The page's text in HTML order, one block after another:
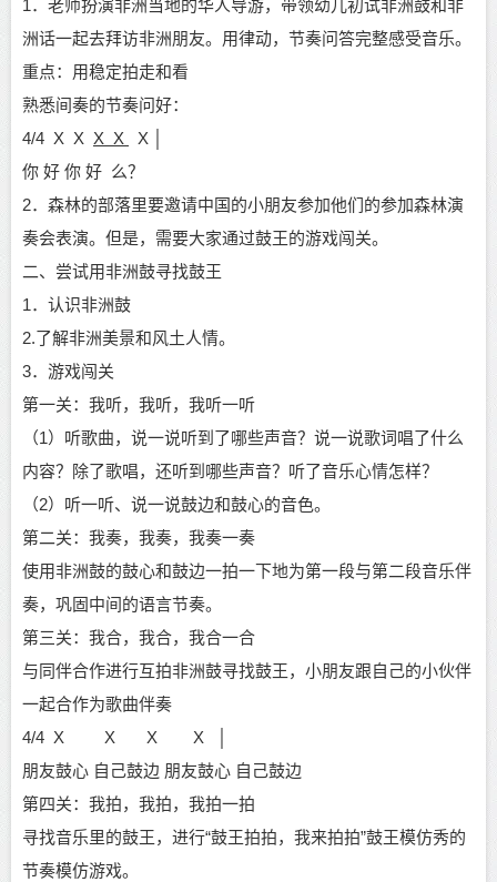
1．老师扮演非洲当地的华人导游，带领幼儿初试非洲鼓和非
洲话一起去拜访非洲朋友。用律动，节奏问答完整感受音乐。
重点：用稳定拍走和看
熟悉间奏的节奏问好：
4/4 X X X X X
你 好 你 好 么？
2．森林的部落里要邀请中国的小朋友参加他们的参加森林演
奏会表演。但是，需要大家通过鼓王的游戏闯关。
二、尝试用非洲鼓寻找鼓王
1．认识非洲鼓
2.了解非洲美景和风土人情。
3．游戏闯关
第一关：我听，我听，我听一听
（1） 听歌曲，说一说听到了哪些声音？说一说歌词唱了什么
内容？除了歌唱，还听到哪些声音？听了音乐心情怎样？
（2） 听一听、说一说鼓边和鼓心的音色。
第二关：我奏，我奏，我奏一奏
使用非洲鼓的鼓心和鼓边一拍一下地为第一段与第二段音乐伴
奏，巩固中间的语言节奏。
第三关：我合，我合，我合一合
与同伴合作进行互拍非洲鼓寻找鼓王，小朋友跟自己的小伙伴
一起合作为歌曲伴奏
4/4 X X X X
朋友鼓心 自己鼓边 朋友鼓心 自己鼓边
第四关：我拍，我拍，我拍一拍
寻找音乐里的鼓王，进行“鼓王拍拍，我来拍拍”鼓王模仿秀的
节奏模仿游戏。